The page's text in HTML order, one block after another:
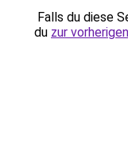
Falls du diese
du zur